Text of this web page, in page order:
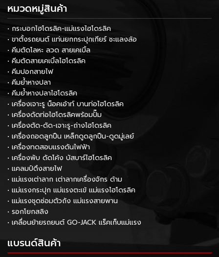
หมวดหมู่สินค้า
• กระบอกไฮโดรลิค-แม่แรงไฮโดรลิค
• ขาตั้งรถยนต์ แท่นยกกระปุกเกียร์ ชะแลงล้อ
• คีมตัดโลหะ ลวด สายเคเบิ้ล
• คีมตัดสายเคเบิ้ลไฮโดรลิค
• คีมปอกสายไฟ
• คีมย้ำหางปลา
• คีมย้ำหางปลาไฮโดรลิค
• เครื่องเจาะรู น็อคเอ้าท์ บานท่อไฮโดรลิค
• เครื่องดัดท่อไฮโดรลิคพร้อมปั๊ม
• เครื่องตัด-ดัด-เจาะรู-ถ่างไฮโดรลิค
• เครื่องถอดลูกปืน เหล็กดูดลูกปืน-ดูดมู่เลย์
• เครื่องทดสอบแรงดันไฟฟ้า
• เครื่องพับ ดัดโค้ง บัสบาร์ไฮโดรลิค
• แคลมป์ดึงสายไฟ
• แม่แรงเต่าลาก เต่าลากเครื่องจักร ด้าม
• แม่แรงกระปุก แม่แรงตะเข้ แม่แรงไฮโดรลิค
• แม่แรงชุดซ่อมตัวถัง แม่แรงสายพาน
• รอกโยกสลิง
• เคลื่อนย้ายรถยนต์ GO-JACK แร็คเก็บแม่แรง
แบรนด์สินค้า